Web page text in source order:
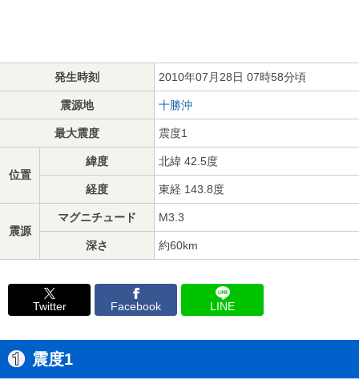
発生時刻 2010年07月28日 07時58分頃
震源地 十勝沖
最大震度 震度1
位置
緯度 北緯 42.5度
経度 東経 143.8度
震源
マグニチュード M3.3
深さ 約60km
Twitter Facebook LINE
震度1